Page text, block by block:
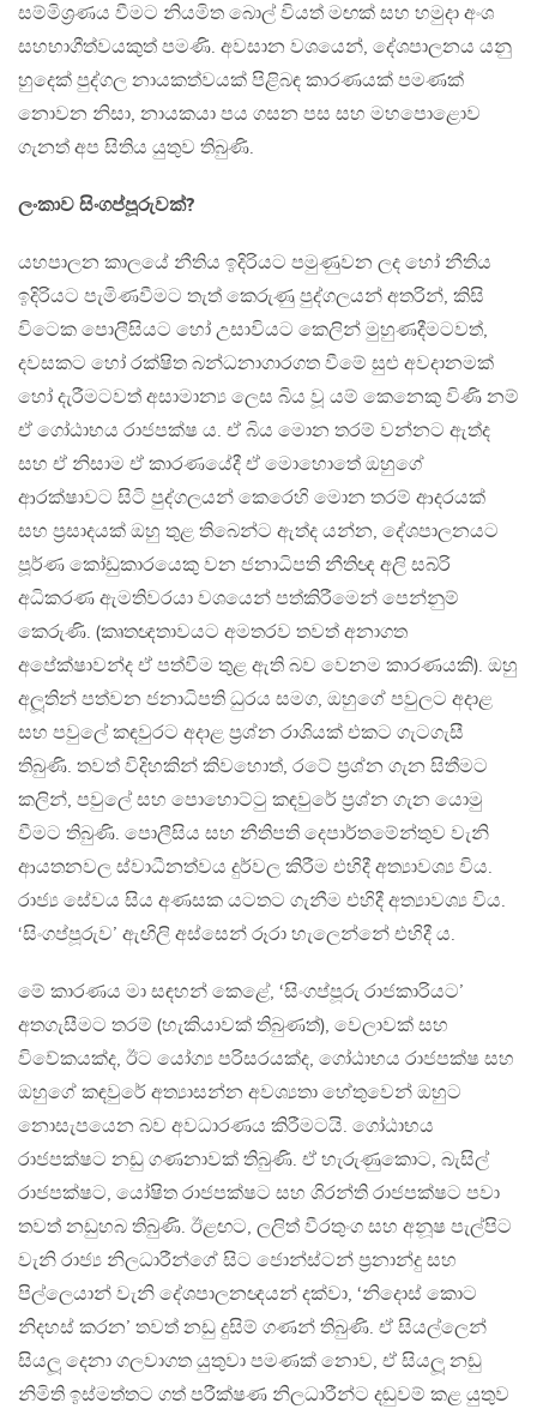
සම්මිශ්‍රණය වීමට නියමිත බොල් වියත් මඟක් සහ හමුදා අංශ
සහභාගීත්වයකුත් පමණි. අවසාන වශයෙන්, දේශපාලනය යනු
හුදෙක් පුද්ගල නායකත්වයක් පිළිබඳ කාරණයක් පමණක්
නොවන නිසා, නායකයා පය ගසන පස සහ මහපොළොව
ගැනත් අප සිතිය යුතුව තිබුණි.
ලංකාව සිංගප්පූරුවක්?
යහපාලන කාලයේ නීතිය ඉදිරියට පමුණුවන ලද හෝ නීතිය
ඉදිරියට පැමිණවීමට තැත් කෙරුණු පුද්ගලයන් අතරින්, කිසි
විටෙක පොලීසියට හෝ උසාවියට කෙලින් මුහුණදීමටවත්,
දවසකට හෝ රක්ෂිත බන්ධනාගාරගත වීමේ සුළු අවදානමක්
හෝ දැරීමටවත් අසාමාන්‍ය ලෙස බිය වූ යම් කෙනෙකු විණි නම්
ඒ ගෝඨාභය රාජපක්ෂ ය. ඒ බිය මොන තරම් වන්නට ඇත්ද
සහ ඒ නිසාම ඒ කාරණයේදී ඒ මොහොතේ ඔහුගේ
ආරක්ෂාවට සිටි පුද්ගලයන් කෙරෙහි මොන තරම් ආදරයක්
සහ ප්‍රසාදයක් ඔහු තුළ තිබෙන්ට ඇත්ද යන්න, දේශපාලනයට
පූර්ණ කෝඩුකාරයෙකු වන ජනාධිපති නීතිඥ අලි සබ්රි
අධිකරණ ඇමතිවරයා වශයෙන් පත්කිරීමෙන් පෙන්නුම්
කෙරුණි. (කෘතඥතාවයට අමතරව තවත් අනාගත
අපේක්ෂාවන්ද ඒ පත්වීම තුළ ඇති බව වෙනම කාරණයකි). ඔහු
අලූතින් පත්වන ජනාධිපති ධුරය සමග, ඔහුගේ පවුලට අදාළ
සහ පවුලේ කඳවුරට අදාළ ප්‍රශ්න රාශියක් එකට ගැටගැසී
තිබුණි. තවත් විදිහකින් කිවහොත්, රටේ ප්‍රශ්න ගැන සිතීමට
කලින්, පවුලේ සහ පොහොට්ටු කඳවුරේ ප්‍රශ්න ගැන යොමු
වීමට තිබුණි. පොලීසිය සහ නීතිපති දෙපාර්තමේන්තුව වැනි
ආයතනවල ස්වාධීනත්වය දුර්වල කිරීම එහිදී අත්‍යාවශ්‍ය විය.
රාජ්‍ය සේවය සිය අණසක යටතට ගැනීම එහිදී අත්‍යාවශ්‍ය විය.
‘සිංගප්පූරුව’ ඇඟිලි අස්සෙන් රූරා හැලෙන්නේ එහිදී ය.
මේ කාරණය මා සඳහන් කෙළේ, ‘සිංගප්පූරු රාජකාරියට’
අතගැසීමට තරම් (හැකියාවක් තිබුණත්), වෙලාවක් සහ
විවේකයක්ද, ඊට යෝග්‍ය පරිසරයක්ද, ගෝඨාභය රාජපක්ෂ සහ
ඔහුගේ කඳවුරේ අත්‍යාසන්න අවශ්‍යතා හේතුවෙන් ඔහුට
නොසැපයෙන බව අවධාරණය කිරීමටයි. ගෝඨාභය
රාජපක්ෂට නඩු ගණනාවක් තිබුණි. ඒ හැරුණුකොට, බැසිල්
රාජපක්ෂට, යෝෂිත රාජපක්ෂට සහ ශිරන්ති රාජපක්ෂට පවා
තවත් නඩුහබ තිබුණි. ඊළඟට, ලලිත් වීරතුංග සහ අනූෂ පැල්පිට
වැනි රාජ්‍ය නිලධාරීන්ගේ සිට ජොන්ස්ටන් ප්‍රනාන්දු සහ
පිල්ලෙයාන් වැනි දේශපාලනඥයන් දක්වා, ‘නිදොස් කොට
නිදහස් කරන’ තවත් නඩු දුසිම් ගණන් තිබුණි. ඒ සියල්ලෙන්
සියලූ දෙනා ගලවාගත යුතුවා පමණක් නොව, ඒ සියලූ නඩු
නිමිති ඉස්මත්තට ගත් පරීක්ෂණ නිලධාරීන්ට දඬුවම් කළ යුතුව